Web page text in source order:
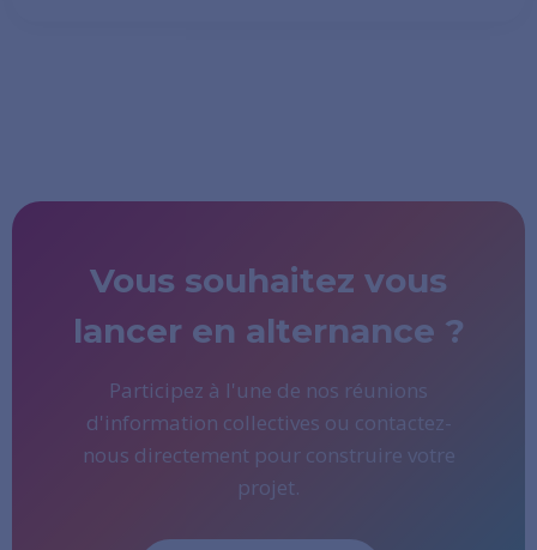
Vous souhaitez vous
lancer en alternance ?
Participez à l'une de nos réunions
d'information collectives ou contactez-
nous directement pour construire votre
projet.